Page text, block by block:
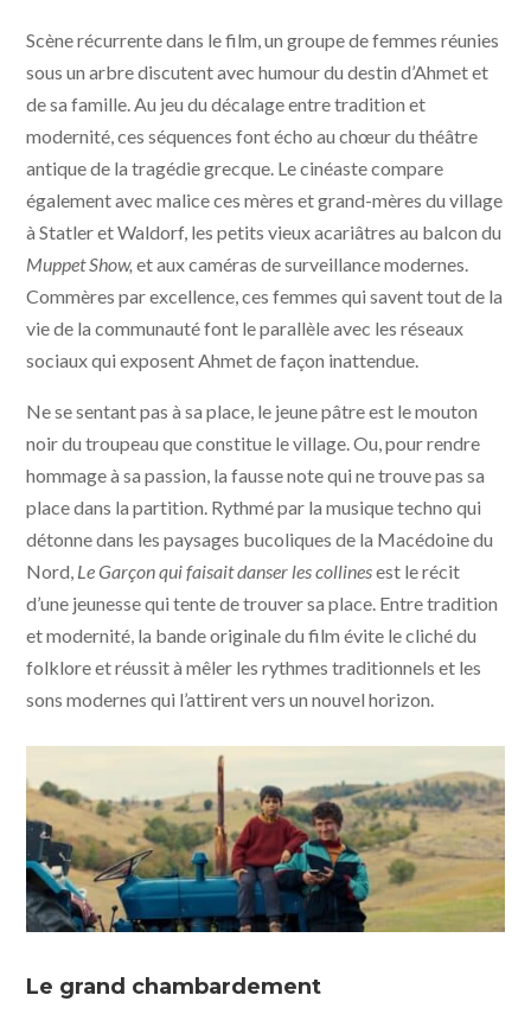
Scène récurrente dans le film, un groupe de femmes réunies
sous un arbre discutent avec humour du destin d’Ahmet et
de sa famille. Au jeu du décalage entre tradition et
modernité, ces séquences font écho au chœur du théâtre
antique de la tragédie grecque. Le cinéaste compare
également avec malice ces mères et grand-mères du village
à Statler et Waldorf, les petits vieux acariâtres au balcon du
Muppet Show, et aux caméras de surveillance modernes.
Commères par excellence, ces femmes qui savent tout de la
vie de la communauté font le parallèle avec les réseaux
sociaux qui exposent Ahmet de façon inattendue.
Ne se sentant pas à sa place, le jeune pâtre est le mouton
noir du troupeau que constitue le village. Ou, pour rendre
hommage à sa passion, la fausse note qui ne trouve pas sa
place dans la partition. Rythmé par la musique techno qui
détonne dans les paysages bucoliques de la Macédoine du
Nord, Le Garçon qui faisait danser les collinesest le récit
d’une jeunesse qui tente de trouver sa place. Entre tradition
et modernité, la bande originale du film évite le cliché du
folklore et réussit à mêler les rythmes traditionnels et les
sons modernes qui l’attirent vers un nouvel horizon.
- KMBO
Le grand chambardement